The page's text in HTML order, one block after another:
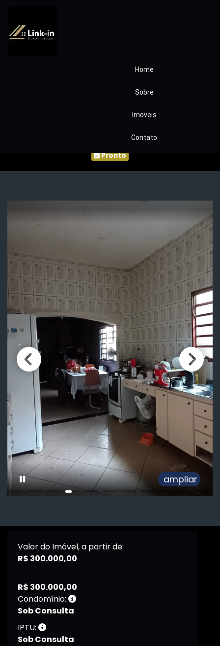
Home
Sobre
Imoveis
Contato
Casa com Ponto
Comercial – Bairro
Pununduva´COD391
Pronto
ampliar
Valor do Imóvel, a partir de:
R$ 300.000,00
R$ 300.000,00
Condomínio:
Sob Consulta
IPTU:
Sob Consulta